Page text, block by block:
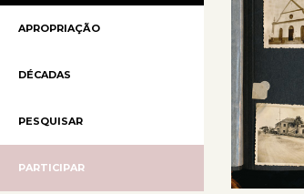
APROPRIAÇÃO
DÉCADAS
PESQUISAR
PARTICIPAR